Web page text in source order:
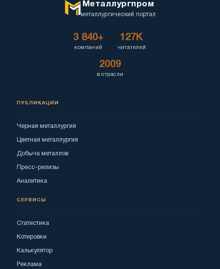
Металлургпром
металлургический портал
3 840+
компаний
127K
читателей
2009
в отрасли
ПУБЛИКАЦИИ
Черная металлургия
Цветная металлургия
Добыча металлов
Пресс-релизы
Аналитика
СЕРВИСЫ
Статистика
Котировки
Калькулятор
Реклама